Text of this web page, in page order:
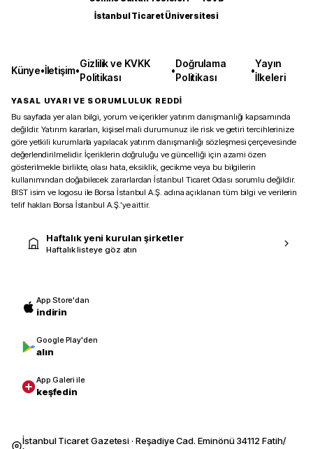
İstanbul Ticaret Üniversitesi
Künye•İletişim•
Gizlilik ve KVKK
Politikası
•
Doğrulama
Politikası
•
Yayın
İlkeleri
YASAL UYARI VE SORUMLULUK REDDİ
Bu sayfada yer alan bilgi, yorum ve içerikler yatırım danışmanlığı kapsamında
değildir. Yatırım kararları, kişisel mali durumunuz ile risk ve getiri tercihlerinize
göre yetkili kurumlarla yapılacak yatırım danışmanlığı sözleşmesi çerçevesinde
değerlendirilmelidir. İçeriklerin doğruluğu ve güncelliği için azami özen
gösterilmekle birlikte, olası hata, eksiklik, gecikme veya bu bilgilerin
kullanımından doğabilecek zararlardan İstanbul Ticaret Odası sorumlu değildir.
BIST isim ve logosu ile Borsa İstanbul A.Ş. adına açıklanan tüm bilgi ve verilerin
telif hakları Borsa İstanbul A.Ş.’ye aittir.
Haftalık yeni kurulan şirketler
Haftalık listeye göz atın
App Store'dan
indirin
Google Play'den
alın
App Galeri ile
keşfedin
İstanbul Ticaret Gazetesi · Reşadiye Cad. Eminönü 34112 Fatih/